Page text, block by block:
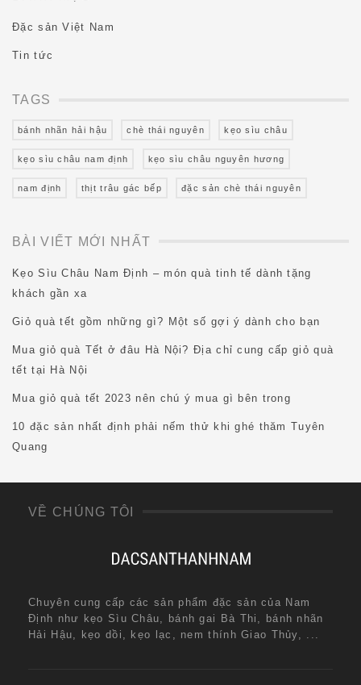
Đặc sản Việt Nam
Tin tức
TAGS
bánh nhãn hải hậu chè thái nguyên kẹo sìu châu
kẹo sìu châu nam định kẹo sìu châu nguyên hương
nam định thịt trâu gác bếp đặc sản chè thái nguyên
BÀI VIẾT MỚI NHẤT
Kẹo Sìu Châu Nam Định – món quà tinh tế dành tặng
khách gần xa
Giỏ quà tết gồm những gì? Một số gợi ý dành cho bạn
Mua giỏ quà Tết ở đâu Hà Nội? Địa chỉ cung cấp giỏ quà
tết tại Hà Nội
Mua giỏ quà tết 2023 nên chú ý mua gì bên trong
10 đặc sản nhất định phải nếm thử khi ghé thăm Tuyên
Quang
VỀ CHÚNG TÔI
Chuyên cung cấp các sản phẩm đặc sản của Nam
Định như kẹo Sìu Châu, bánh gai Bà Thi, bánh nhãn
Hải Hậu, kẹo dồi, kẹo lạc, nem thính Giao Thủy, ...